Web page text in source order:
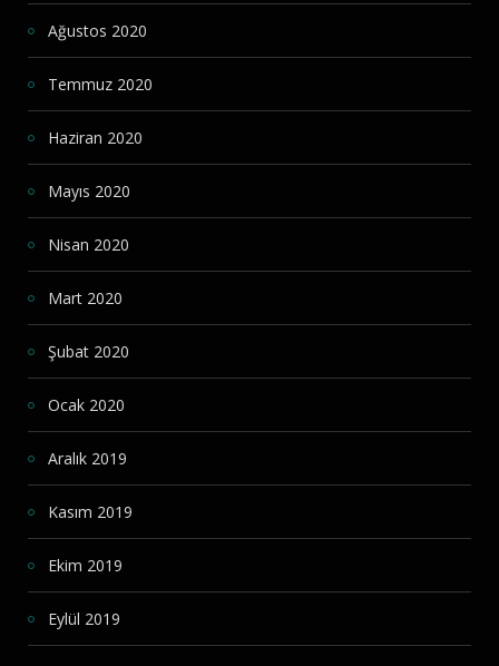
Ağustos 2020
Temmuz 2020
Haziran 2020
Mayıs 2020
Nisan 2020
Mart 2020
Şubat 2020
Ocak 2020
Aralık 2019
Kasım 2019
Ekim 2019
Eylül 2019